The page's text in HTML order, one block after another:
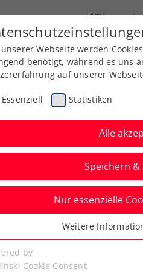
ÖTV
Ausbildung Services
Namen
Webseite werden
benötigt, während es uns
auf unserer
Essenziell Statistiken
Alle
Speichern &
Nur essenzielle
Cookies werden für
benötigt. Dadurch ist
Weitere
by
Cookie Consent